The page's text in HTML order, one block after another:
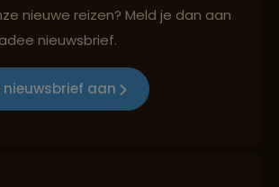
mét indivuele vrijheid
nieuwe reizen? Meld je dan aan
nieuwsbrief.
aan